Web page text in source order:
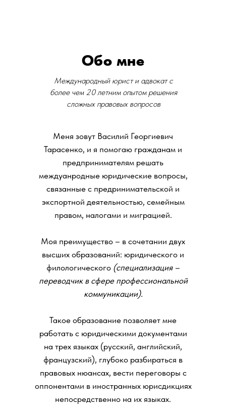
Международный юрист и адвокат с
более чем 20 летним опытом решения
сложных правовых вопросов
Обо мне
Меня зовут Василий Георгиевич
Тарасенко, и я помогаю гражданам и
предпринимателям решать
междуанродные юридические вопросы,
связанные с предринимательской и
экспортной деятельностью, семейным
правом, налогами и миграцией.
Моя преимущество – в сочетании двух
высших образований: юридического и
филологического (специализация –
переводчик в сфере профессиональной
коммуникации).
Такое образование позволяет мне
работать с юридическими документами
на трех языках (русский, английский,
французский), глубоко разбираться в
правовых нюансах, вести переговоры с
оппонентами в иностранных юрисдикциях
непосредственно на их языках.